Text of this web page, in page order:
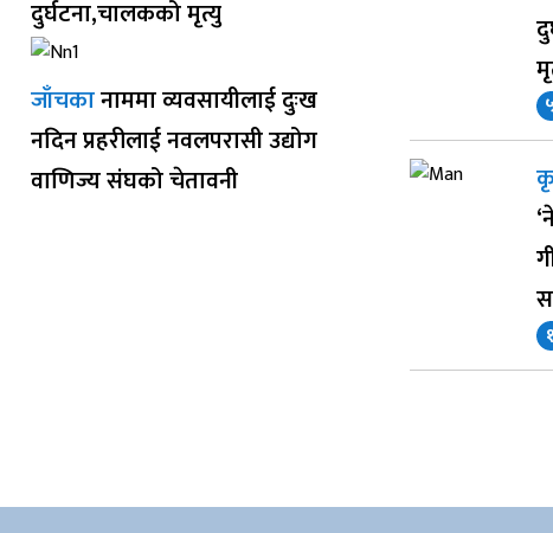
दुर्घटना,चालकको मृत्यु
जाँचकानाममा व्यवसायीलाई दुःख
नदिन प्रहरीलाई नवलपरासी उद्योग
वाणिज्य संघको चेतावनी
१